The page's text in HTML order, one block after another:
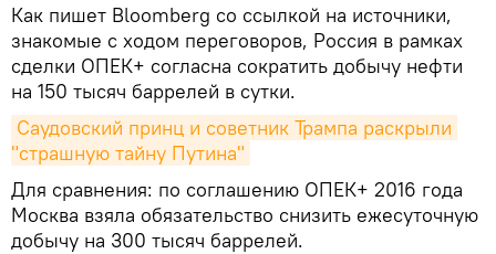
Как пишет Bloomberg со ссылкой на источники,
знакомые с ходом переговоров, Россия в рамках
сделки ОПЕК+ согласна сократить добычу нефти
на 150 тысяч баррелей в сутки.
Саудовский принц и советник Трампа раскрыли
"страшную тайну Путина"
Для сравнения: по соглашению ОПЕК+ 2016 года
Москва взяла обязательство снизить ежесуточную
добычу на 300 тысяч баррелей.